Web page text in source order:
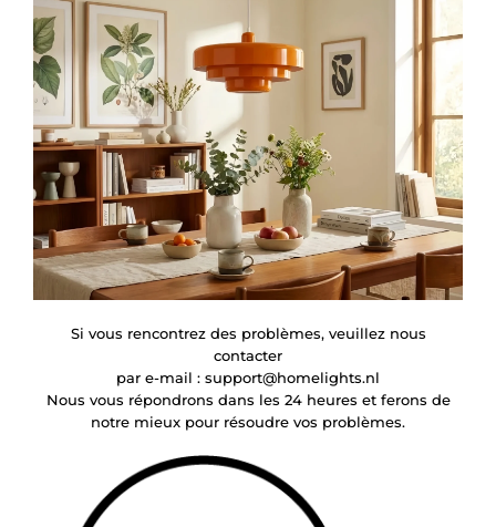
Si vous rencontrez des problèmes, veuillez nous
contacter
par e-mail : support@homelights.nl
Nous vous répondrons dans les 24 heures et ferons de
notre mieux pour résoudre vos problèmes.